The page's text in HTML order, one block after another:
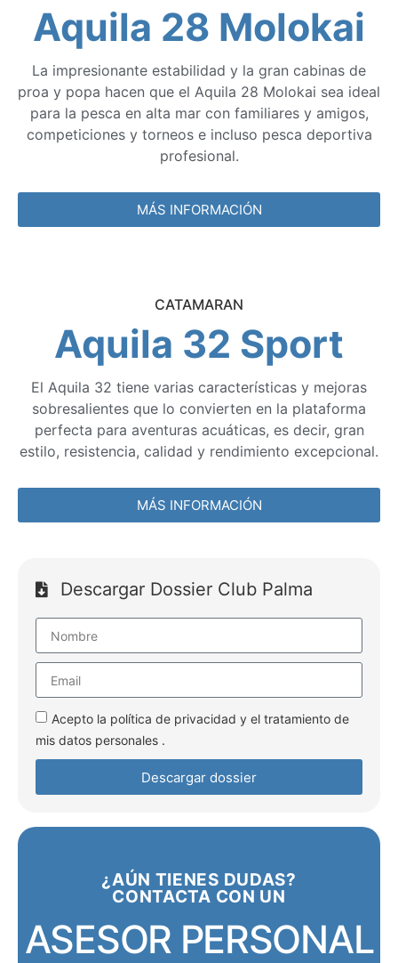
Aquila 28 Molokai
La impresionante estabilidad y la gran cabinas de
proa y popa hacen que el Aquila 28 Molokai sea ideal
para la pesca en alta mar con familiares y amigos,
competiciones y torneos e incluso pesca deportiva
profesional.
MÁS INFORMACIÓN
CATAMARAN
Aquila 32 Sport
El Aquila 32 tiene varias características y mejoras
sobresalientes que lo convierten en la plataforma
perfecta para aventuras acuáticas, es decir, gran
estilo, resistencia, calidad y rendimiento excepcional.
MÁS INFORMACIÓN
Descargar Dossier Club Palma
Acepto la política de privacidad y el tratamiento de
mis datos personales .
Descargar dossier
¿AÚN TIENES DUDAS?
CONTACTA CON UN
ASESOR PERSONAL